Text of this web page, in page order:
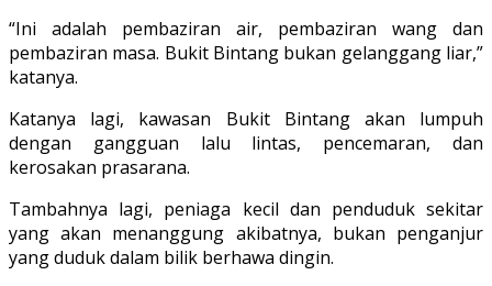
“Ini adalah pembaziran air, pembaziran wang dan
pembaziran masa. Bukit Bintang bukan gelanggang liar,”
katanya.
Katanya lagi, kawasan Bukit Bintang akan lumpuh
dengan gangguan lalu lintas, pencemaran, dan
kerosakan prasarana.
Tambahnya lagi, peniaga kecil dan penduduk sekitar
yang akan menanggung akibatnya, bukan penganjur
yang duduk dalam bilik berhawa dingin.